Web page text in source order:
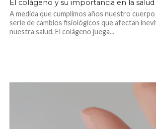
El colágeno y su importancia en la salud
A medida que cumplimos años nuestro
serie de cambios fisiológicos que afectan
nuestra salud. El colágeno juega...